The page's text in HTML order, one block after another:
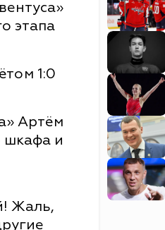
этапа
1:0
Артём
шкафа и
Жаль,